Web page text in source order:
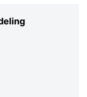
beoordeling